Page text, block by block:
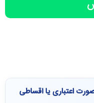
اعتباری یا اقساطی